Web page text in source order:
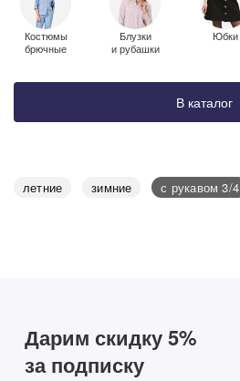
Костюмы
брючные
Блузки
и рубашки
Юбки
В каталог
летние зимние с рукавом 3/4
Дарим скидку 5%
за подписку